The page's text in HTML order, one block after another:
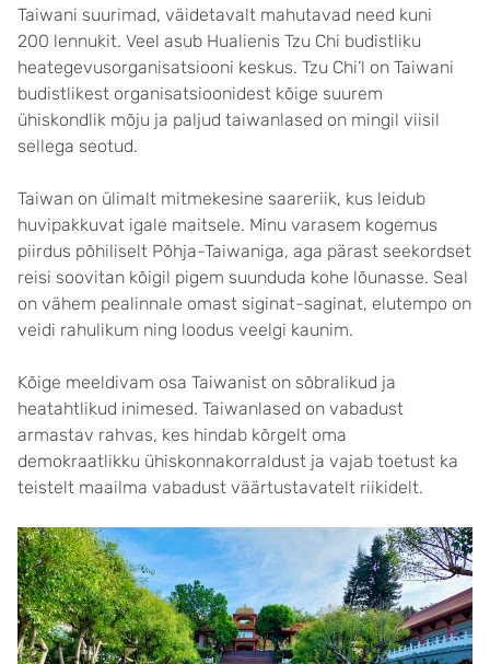
Taiwani suurimad, väidetavalt mahutavad need kuni
200 lennukit. Veel asub Hualienis Tzu Chi budistliku
heategevusorganisatsiooni keskus. Tzu Chi’l on Taiwani
budistlikest organisatsioonidest kõige suurem
ühiskondlik mõju ja paljud taiwanlased on mingil viisil
sellega seotud.
Taiwan on ülimalt mitmekesine saareriik, kus leidub
huvipakkuvat igale maitsele. Minu varasem kogemus
piirdus põhiliselt Põhja-Taiwaniga, aga pärast seekordset
reisi soovitan kõigil pigem suunduda kohe lõunasse. Seal
on vähem pealinnale omast siginat-saginat, elutempo on
veidi rahulikum ning loodus veelgi kaunim.
Kõige meeldivam osa Taiwanist on sõbralikud ja
heatahtlikud inimesed. Taiwanlased on vabadust
armastav rahvas, kes hindab kõrgelt oma
demokraatlikku ühiskonnakorraldust ja vajab toetust ka
teistelt maailma vabadust väärtustavatelt riikidelt.